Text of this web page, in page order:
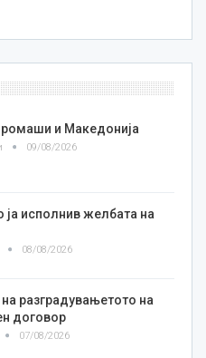
и Македонија
09/08/2026
ја исполнив желбата на
08/08/2026
разградувањетото на
договор
07/08/2026